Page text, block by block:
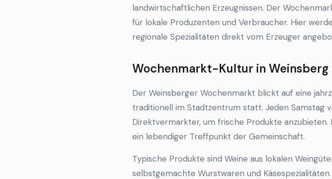
landwirtschaftlichen Erzeugnissen. Der
für lokale Produzenten und Verbraucher. Hier
regionale Spezialitäten direkt vom Erzeuger
Wochenmarkt-Kultur in Weinsberg
Der Weinsberger Wochenmarkt blickt auf eine
traditionell im Stadtzentrum statt. Jeden Samstag
Direktvermarkter, um frische Produkte
ein lebendiger Treffpunkt der Gemeinschaft.
Typische Produkte sind Weine aus lokalen
selbstgemachte Wurstwaren und